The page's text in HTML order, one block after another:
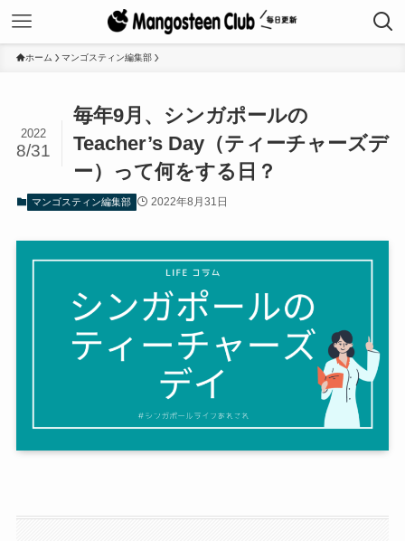
ホーム マンゴスティン編集部
毎年9月、シンガポールの
Teacher’s Day（ティーチャーズデ
ー）って何をする日？
2022
8/31
マンゴスティン編集部 2022年8月31日